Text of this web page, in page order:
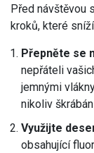
Před návštěvou
kroků, které
Přepněte se
nepřáteli
jemnými
nikoliv
Využijte
obsahující